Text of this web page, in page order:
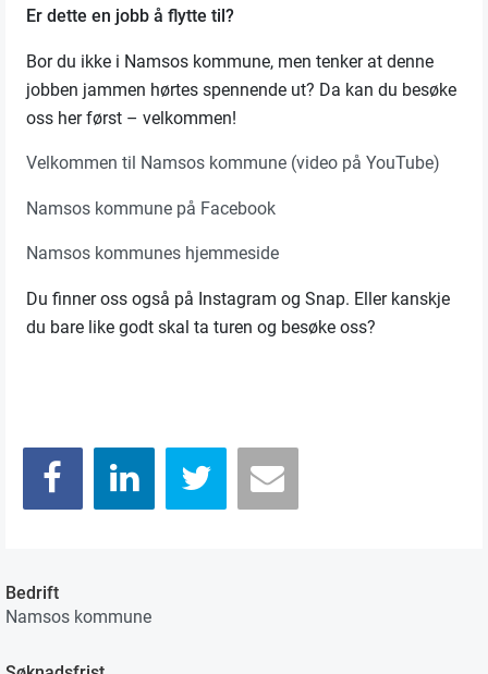
Er dette en jobb å flytte til?
Bor du ikke i Namsos kommune, men tenker at denne
jobben jammen hørtes spennende ut? Da kan du besøke
oss her først – velkommen!
Velkommen til Namsos kommune (video på YouTube)
Namsos kommune på Facebook
Namsos kommunes hjemmeside
Du finner oss også på Instagram og Snap. Eller kanskje
du bare like godt skal ta turen og besøke oss?
Bedrift
Namsos kommune